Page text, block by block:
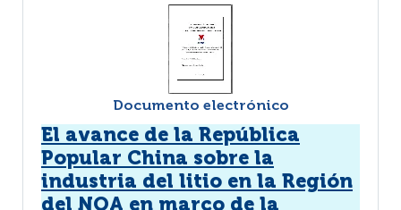
Documento electrónico
El avance de la República
Popular China sobre la
industria del litio en la Región
del NOA en marco de la